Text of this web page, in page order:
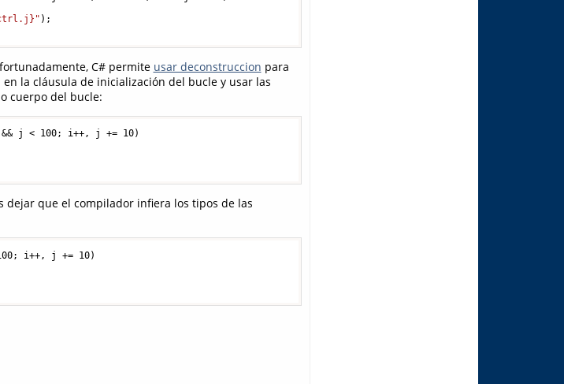
" );
C# permite usar deconstruccion para
la cláusula de inicialización del bucle y usar las
cuerpo del bucle:
&& j < 100; i++, j += 10)
dejar que el compilador infiera los tipos de las
; i++, j += 10)